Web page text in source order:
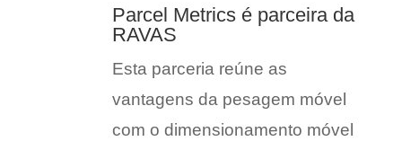
Parcel Metrics é parceira da
RAVAS
Esta parceria reúne as
vantagens da pesagem móvel
com o dimensionamento móvel